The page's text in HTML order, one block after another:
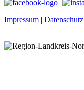
Impressum | Datenschutz